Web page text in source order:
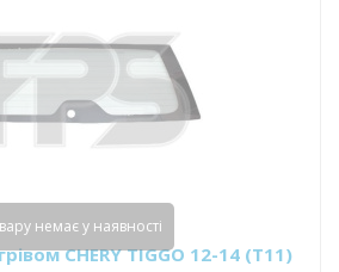
CHERY TIGGO 12-14 (T11)
немає у наявності